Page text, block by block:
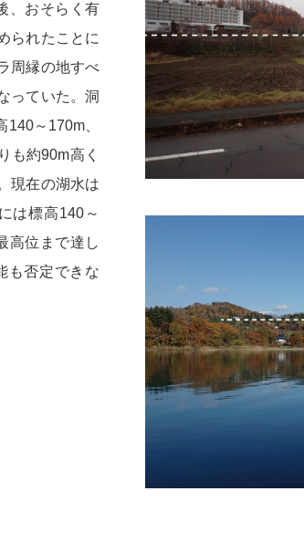
、おそらく有
られたことに
周縁の地すべ
っていた。洞
～170m、
も約90m高く
現在の湖水は
は標高140～
高位まで達し
も否定できな